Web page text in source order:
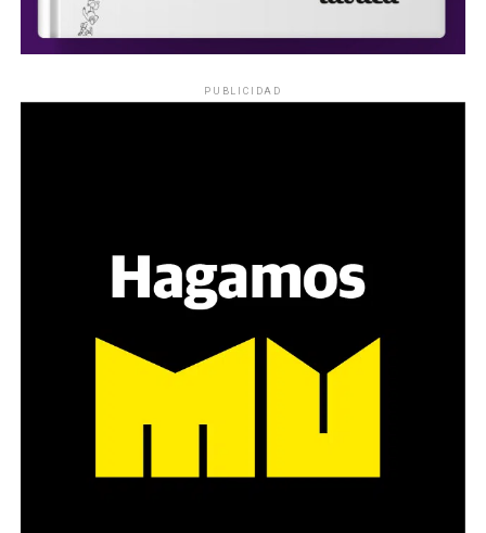
PUBLICIDAD